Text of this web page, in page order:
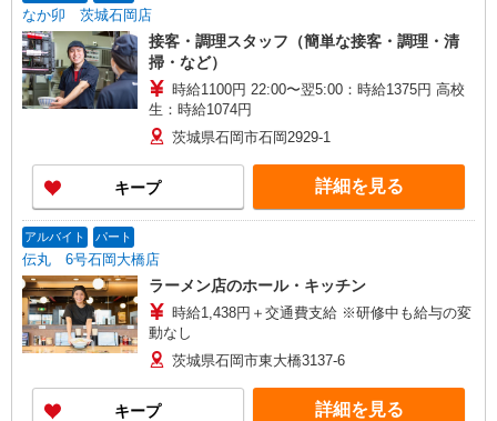
なか卯 茨城石岡店
接客・調理スタッフ（簡単な接客・調理・清
掃・など）
時給1100円 22:00〜翌5:00：時給1375円 高校
生：時給1074円
茨城県石岡市石岡2929-1
キープ 詳細を見る
アルバイト パート
伝丸 6号石岡大橋店
ラーメン店のホール・キッチン
時給1,438円＋交通費支給 ※研修中も給与の変
動なし
茨城県石岡市東大橋3137-6
キープ 詳細を見る